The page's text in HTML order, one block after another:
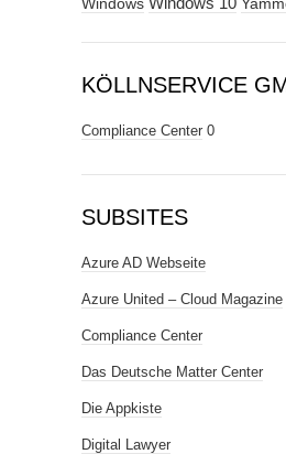
KÖLLNSERVICE
Compliance Center 0
SUBSITES
Azure AD Webseite
Azure United – Cloud Magazine
Compliance Center
Das Deutsche Matter Center
Die Appkiste
Digital Lawyer